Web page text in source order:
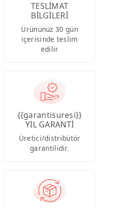
TESLİMAT
BİLGİLERİ
Ürününüz 30 gün
içerisinde teslim
edilir
{{garantisuresi}}
YIL GARANTİ
Üretici/distribütör
garantilidir.